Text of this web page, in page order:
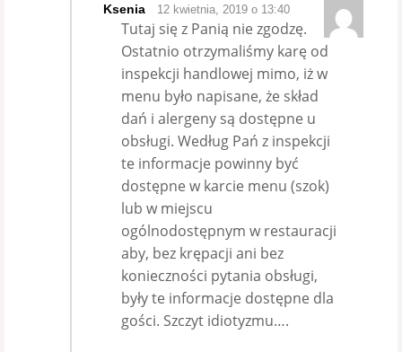
Ksenia 12 kwietnia, 2019 o 13:40
Tutaj się z Panią nie zgodzę.
Ostatnio otrzymaliśmy karę od
inspekcji handlowej mimo, iż w
menu było napisane, że skład
dań i alergeny są dostępne u
obsługi. Według Pań z inspekcji
te informacje powinny być
dostępne w karcie menu (szok)
lub w miejscu
ogólnodostępnym w restauracji
aby, bez krępacji ani bez
konieczności pytania obsługi,
były te informacje dostępne dla
gości. Szczyt idiotyzmu….